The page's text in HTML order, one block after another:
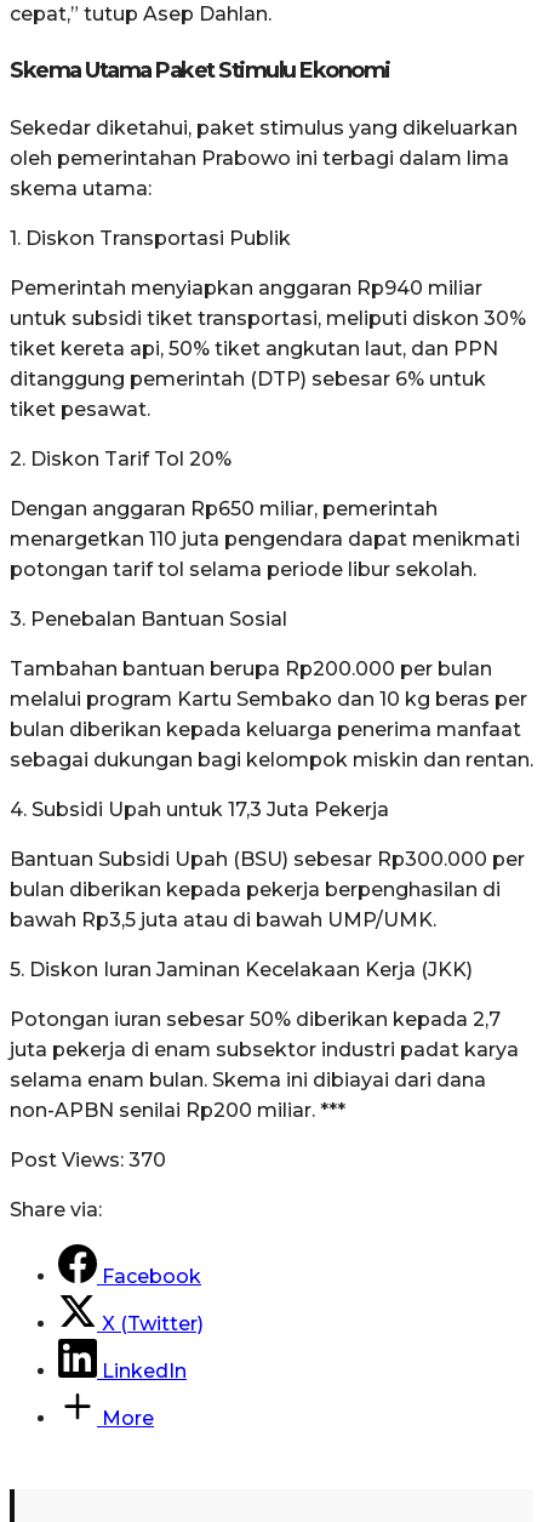
cepat,” tutup Asep Dahlan.
Skema Utama Paket Stimulu Ekonomi
Sekedar diketahui, paket stimulus yang dikeluarkan
oleh pemerintahan Prabowo ini terbagi dalam lima
skema utama:
1. Diskon Transportasi Publik
Pemerintah menyiapkan anggaran Rp940 miliar
untuk subsidi tiket transportasi, meliputi diskon 30%
tiket kereta api, 50% tiket angkutan laut, dan PPN
ditanggung pemerintah (DTP) sebesar 6% untuk
tiket pesawat.
2. Diskon Tarif Tol 20%
Dengan anggaran Rp650 miliar, pemerintah
menargetkan 110 juta pengendara dapat menikmati
potongan tarif tol selama periode libur sekolah.
3. Penebalan Bantuan Sosial
Tambahan bantuan berupa Rp200.000 per bulan
melalui program Kartu Sembako dan 10 kg beras per
bulan diberikan kepada keluarga penerima manfaat
sebagai dukungan bagi kelompok miskin dan rentan.
4. Subsidi Upah untuk 17,3 Juta Pekerja
Bantuan Subsidi Upah (BSU) sebesar Rp300.000 per
bulan diberikan kepada pekerja berpenghasilan di
bawah Rp3,5 juta atau di bawah UMP/UMK.
5. Diskon Iuran Jaminan Kecelakaan Kerja (JKK)
Potongan iuran sebesar 50% diberikan kepada 2,7
juta pekerja di enam subsektor industri padat karya
selama enam bulan. Skema ini dibiayai dari dana
non-APBN senilai Rp200 miliar. ***
Post Views: 370
Share via:
Facebook
X (Twitter)
LinkedIn
More